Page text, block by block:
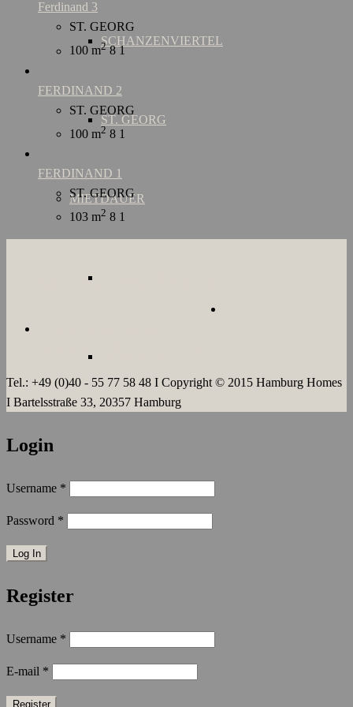
SCHANZENVIERTEL
ST. GEORG
MIETDAUER
Ferdinand 3
ST. GEORG
100 m2 81
FERDINAND 2
ST. GEORG
100 m2 8 1
FERDINAND 1
ST. GEORG
103 m2 8 1
Tel.: +49 (0)40 - 55 77 58 48 I Copyright © 2015 Hamburg Homes
I Bartelsstraße 33, 20357 Hamburg
Login
Username *
Password *
Register
Username *
E-mail *